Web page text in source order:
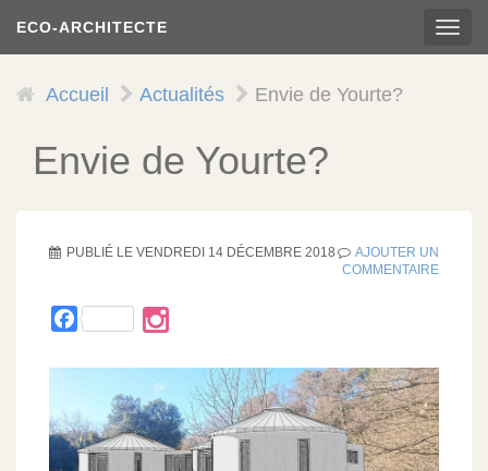
contenu
ECO-ARCHITECTE
Accueil Actualités Envie de Yourte?
Envie de Yourte?
PUBLIÉ LE VENDREDI 14 DÉCEMBRE 2018
AJOUTER UN
COMMENTAIRE
Facebook